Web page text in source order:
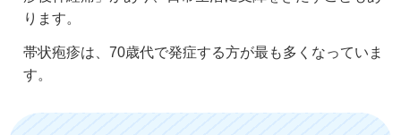
ります。
帯状疱疹は、70歳代で発症する方が最も多くなっていま
す。